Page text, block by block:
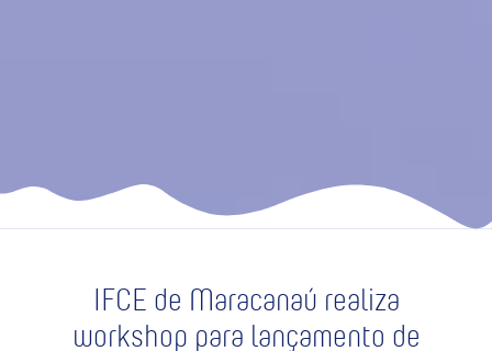
IFCE de Maracanaú realiza
workshop para lançamento de